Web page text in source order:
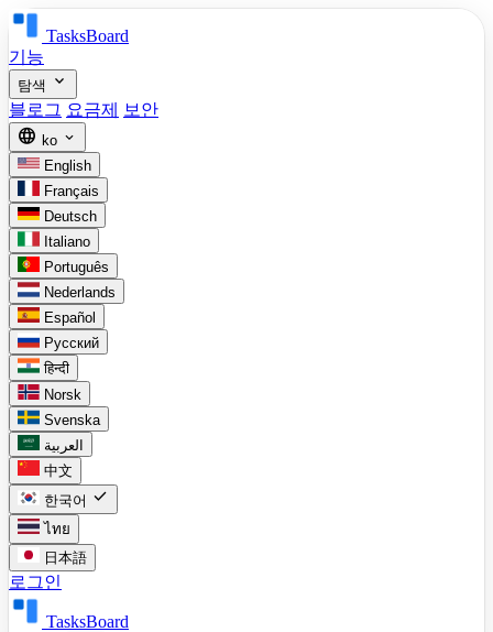
TasksBoard
기능
탐색 expand_more
블로그 요금제 보안
language ko expand_more
English
Français
Deutsch
Italiano
Português
Nederlands
Español
Русский
हिन्दी
Norsk
Svenska
العربية
中文
한국어 check
ไทย
日本語
로그인
TasksBoard